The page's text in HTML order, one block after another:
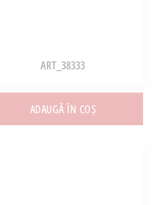
ART_38333
ADAUGĂ ÎN COȘ